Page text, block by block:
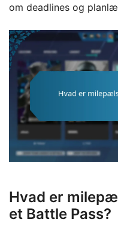
om deadlines og
Hvad er
et Battle Pass?